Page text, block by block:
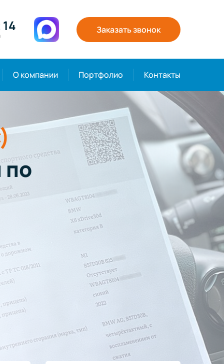
Заказать звонок
О компании Портфолио Контакты
по